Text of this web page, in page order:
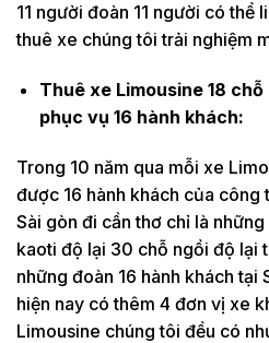
11 người đoàn 11 người có thể
thuê xe chúng tôi trải nghiệm
Thuê xe Limousine 18
phục vụ 16 hành khách:
Trong 10 năm qua mỗi xe
được 16 hành khách của công
Sài gòn đi cần thơ chỉ là
kaoti độ lại 30 chỗ ngồi độ lại
những đoàn 16 hành khách tại
hiện nay có thêm 4 đơn vị xe
Limousine chúng tôi đều có